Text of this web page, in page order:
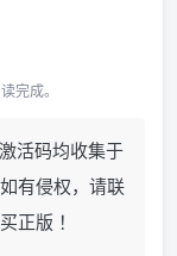
完成。
活码均收集于
有侵权，请联
正版 ！